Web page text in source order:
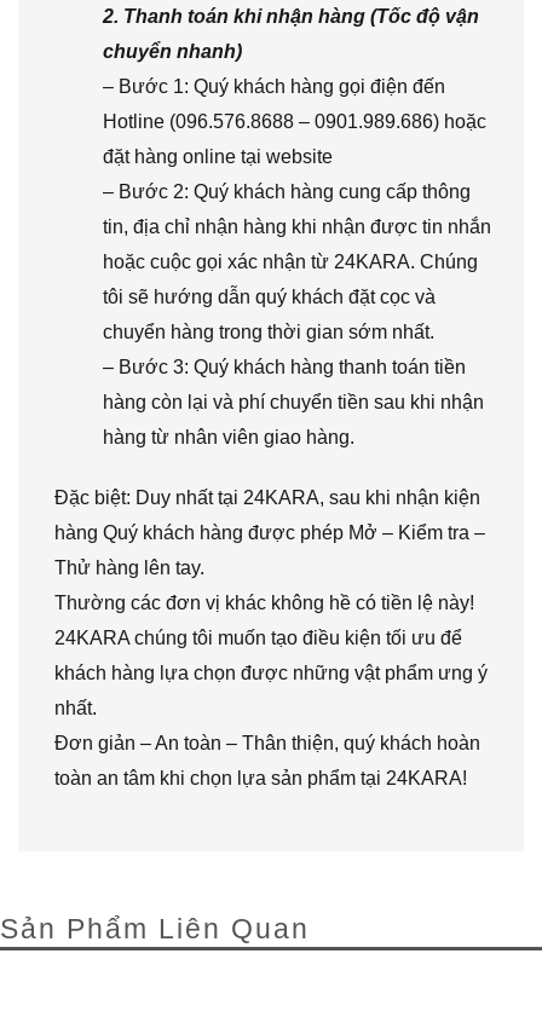
2. Thanh toán khi nhận hàng (Tốc độ vận
chuyển nhanh)
– Bước 1: Quý khách hàng gọi điện đến
Hotline (096.576.8688 – 0901.989.686) hoặc
đặt hàng online tại website
– Bước 2: Quý khách hàng cung cấp thông
tin, địa chỉ nhận hàng khi nhận được tin nhắn
hoặc cuộc gọi xác nhận từ 24KARA. Chúng
tôi sẽ hướng dẫn quý khách đặt cọc và
chuyển hàng trong thời gian sớm nhất.
– Bước 3: Quý khách hàng thanh toán tiền
hàng còn lại và phí chuyển tiền sau khi nhận
hàng từ nhân viên giao hàng.
Đặc biệt: Duy nhất tại 24KARA, sau khi nhận kiện
hàng Quý khách hàng được phép Mở – Kiểm tra –
Thử hàng lên tay.
Thường các đơn vị khác không hề có tiền lệ này!
24KARA chúng tôi muốn tạo điều kiện tối ưu để
khách hàng lựa chọn được những vật phẩm ưng ý
nhất.
Đơn giản – An toàn – Thân thiện, quý khách hoàn
toàn an tâm khi chọn lựa sản phẩm tại 24KARA!
Sản Phẩm Liên Quan